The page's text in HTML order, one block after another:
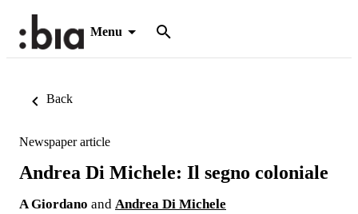
Menu
Back
Newspaper article
Andrea Di Michele: Il segno coloniale
A Giordano and Andrea Di Michele